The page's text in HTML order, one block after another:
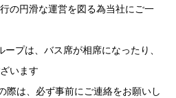
の円滑な運営を図る為当社にご一
プは、バス席が相席になったり、
います
際は、必ず事前にご連絡をお願いし